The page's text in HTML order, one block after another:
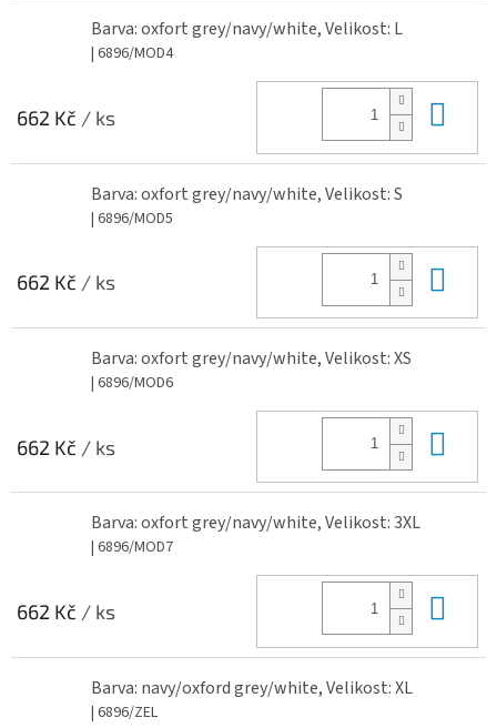
Barva: oxfort grey/navy/white, Velikost: L
| 6896/MOD4
662 Kč / ks
Barva: oxfort grey/navy/white, Velikost: S
| 6896/MOD5
662 Kč / ks
Barva: oxfort grey/navy/white, Velikost: XS
| 6896/MOD6
662 Kč / ks
Barva: oxfort grey/navy/white, Velikost: 3XL
| 6896/MOD7
662 Kč / ks
Barva: navy/oxford grey/white, Velikost: XL
| 6896/ZEL